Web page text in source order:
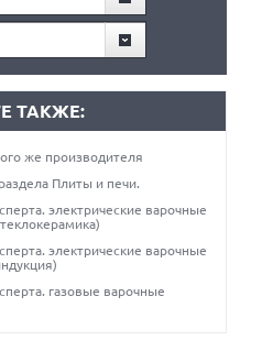
ТАКЖЕ:
же производителя
Плиты и печи.
электрические варочные
электрические варочные
газовые варочные